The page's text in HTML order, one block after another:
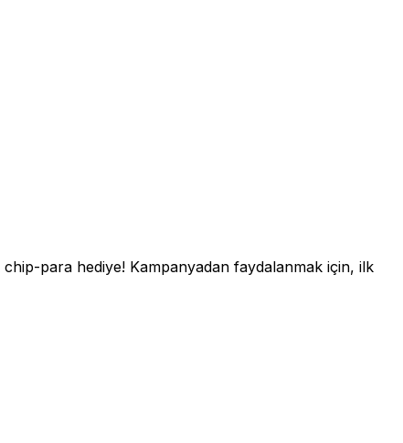
chip-para hediye! Kampanyadan faydalanmak için, ilk